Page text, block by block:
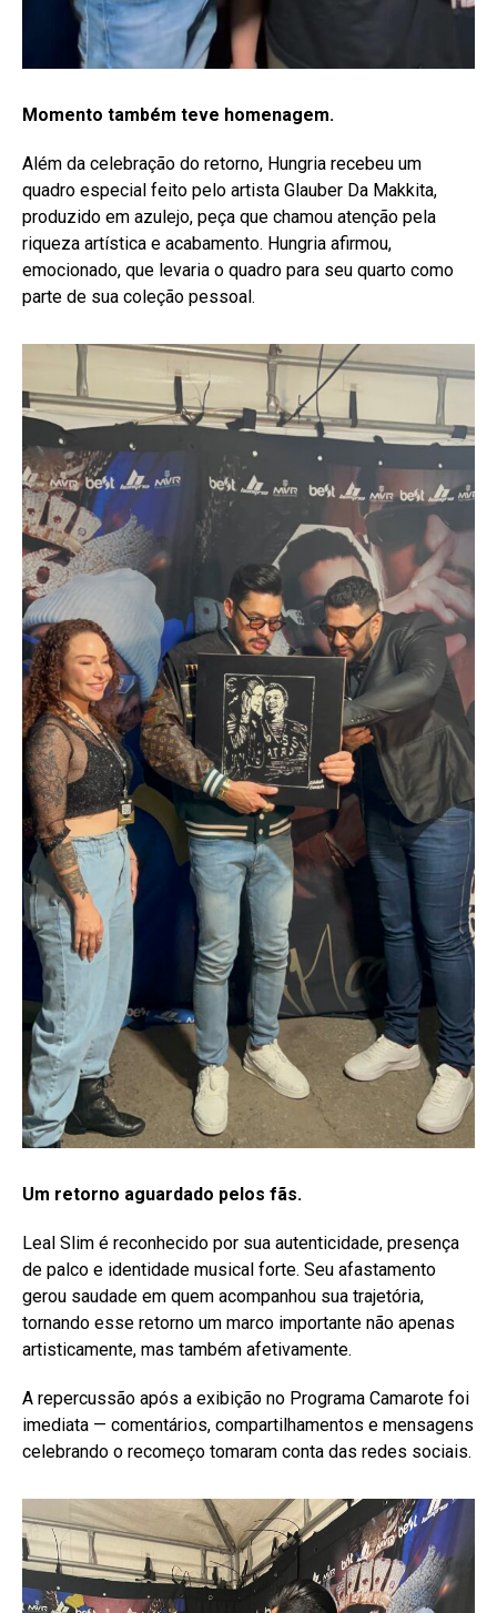
Momento também teve homenagem.
Além da celebração do retorno, Hungria recebeu um
quadro especial feito pelo artista Glauber Da Makkita,
produzido em azulejo, peça que chamou atenção pela
riqueza artística e acabamento. Hungria afirmou,
emocionado, que levaria o quadro para seu quarto como
parte de sua coleção pessoal.
Um retorno aguardado pelos fãs.
Leal Slim é reconhecido por sua autenticidade, presença
de palco e identidade musical forte. Seu afastamento
gerou saudade em quem acompanhou sua trajetória,
tornando esse retorno um marco importante não apenas
artisticamente, mas também afetivamente.
A repercussão após a exibição no Programa Camarote foi
imediata — comentários, compartilhamentos e mensagens
celebrando o recomeço tomaram conta das redes sociais.